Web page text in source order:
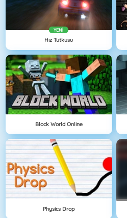
YENI
Hız Tutkusu
Block World Online
Physics Drop